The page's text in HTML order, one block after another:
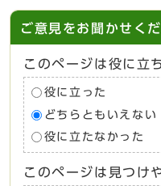
ご意見をお聞かせく
このページは役に立
役に立った
どちらともいえない
役に立たなかった
このページは見つけ